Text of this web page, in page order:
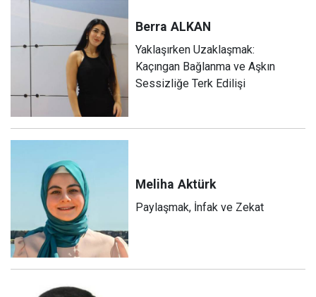
Berra ALKAN
Yaklaşırken Uzaklaşmak:
Kaçıngan Bağlanma ve Aşkın
Sessizliğe Terk Edilişi
Meliha Aktürk
Paylaşmak, İnfak ve Zekat